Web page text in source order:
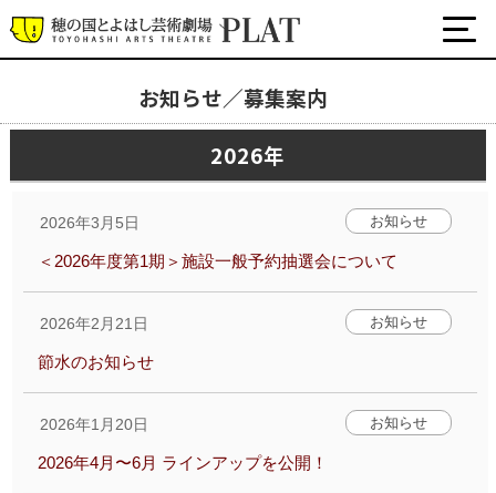
公式SNS
お知らせ／募集案内
2026年
2026年3月5日 お知らせ
＜2026年度第1期＞施設一般予約抽選会について
2026年2月21日 お知らせ
節水のお知らせ
2026年1月20日 お知らせ
2026年4月〜6月 ラインアップを公開！
お知らせ／募集案内
プラットについて
チケット・座席表・鑑賞サポートなど
施設の利用について
サポート
関連団体・施設